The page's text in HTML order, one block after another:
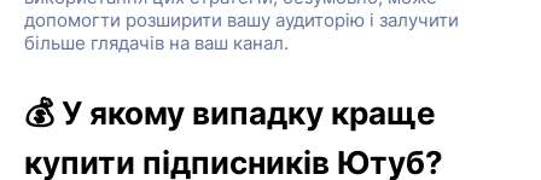
допомогти розширити вашу аудиторію і залучити
більше глядачів на ваш канал.
💰 У якому випадку краще
купити підписників Ютуб?